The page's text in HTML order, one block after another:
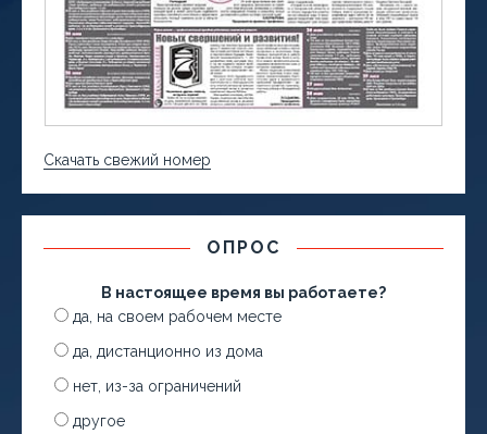
Скачать свежий номер
ОПРОС
В настоящее время вы работаете?
да, на своем рабочем месте
да, дистанционно из дома
нет, из-за ограничений
другое